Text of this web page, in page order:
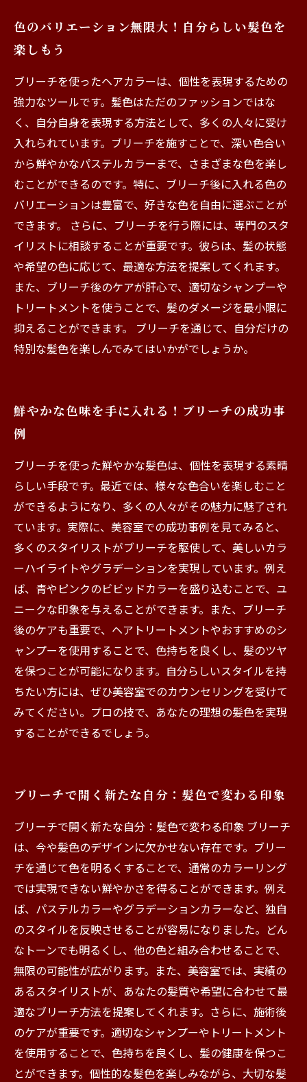
色のバリエーション無限大！自分らしい髪色を
楽しもう
ブリーチを使ったヘアカラーは、個性を表現するための
強力なツールです。髪色はただのファッションではな
く、自分自身を表現する方法として、多くの人々に受け
入れられています。ブリーチを施すことで、深い色合い
から鮮やかなパステルカラーまで、さまざまな色を楽し
むことができるのです。特に、ブリーチ後に入れる色の
バリエーションは豊富で、好きな色を自由に選ぶことが
できます。 さらに、ブリーチを行う際には、専門のスタ
イリストに相談することが重要です。彼らは、髪の状態
や希望の色に応じて、最適な方法を提案してくれます。
また、ブリーチ後のケアが肝心で、適切なシャンプーや
トリートメントを使うことで、髪のダメージを最小限に
抑えることができます。 ブリーチを通じて、自分だけの
特別な髪色を楽しんでみてはいかがでしょうか。
鮮やかな色味を手に入れる！ブリーチの成功事
例
ブリーチを使った鮮やかな髪色は、個性を表現する素晴
らしい手段です。最近では、様々な色合いを楽しむこと
ができるようになり、多くの人々がその魅力に魅了され
ています。実際に、美容室での成功事例を見てみると、
多くのスタイリストがブリーチを駆使して、美しいカラ
ーハイライトやグラデーションを実現しています。例え
ば、青やピンクのビビッドカラーを盛り込むことで、ユ
ニークな印象を与えることができます。また、ブリーチ
後のケアも重要で、ヘアトリートメントやおすすめのシ
ャンプーを使用することで、色持ちを良くし、髪のツヤ
を保つことが可能になります。自分らしいスタイルを持
ちたい方には、ぜひ美容室でのカウンセリングを受けて
みてください。プロの技で、あなたの理想の髪色を実現
することができるでしょう。
ブリーチで開く新たな自分：髪色で変わる印象
ブリーチで開く新たな自分：髪色で変わる印象 ブリーチ
は、今や髪色のデザインに欠かせない存在です。ブリー
チを通じて色を明るくすることで、通常のカラーリング
では実現できない鮮やかさを得ることができます。例え
ば、パステルカラーやグラデーションカラーなど、独自
のスタイルを反映させることが容易になりました。どん
なトーンでも明るくし、他の色と組み合わせることで、
無限の可能性が広がります。また、美容室では、実績の
あるスタイリストが、あなたの髪質や希望に合わせて最
適なブリーチ方法を提案してくれます。さらに、施術後
のケアが重要です。適切なシャンプーやトリートメント
を使用することで、色持ちを良くし、髪の健康を保つこ
とができます。個性的な髪色を楽しみながら、大切な髪